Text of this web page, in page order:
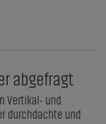
abgefragt
Vertikal- und
durchdachte und